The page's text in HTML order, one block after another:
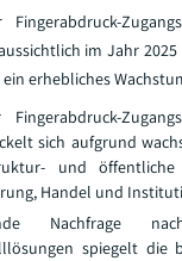
im Jahr
erhebliches
sich aufgrund
und
Handel und
Nachfrage
spiegelt die